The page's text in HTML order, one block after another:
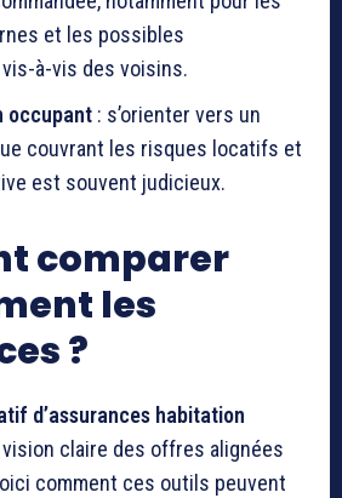
et les possibles
à-vis des voisins.
occupant : s’orienter vers un
couvrant les risques locatifs et
est souvent judicieux.
comparer
les
?
d’assurances habitation
vision claire des offres alignées
comment ces outils peuvent